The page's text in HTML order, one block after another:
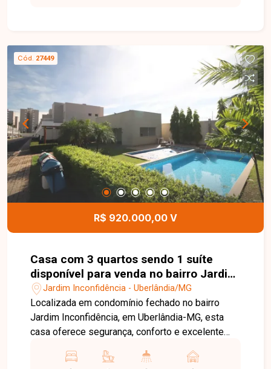
área de serviço, 2 vagas de garagem, além de
área gourmet com churrasqueira, pia e bancada,
jardim de inverno e aproximadamente 132 m² de
área construída. Entre em contato com a Delta
Imóveis para mais informações e agende sua
visita.
Cód. 27449
R$ 920.000,00 V
Casa com 3 quartos sendo 1 suíte
disponível para venda no bairro Jardim
Inconfidência em Uberlândia - MG.
Jardim Inconfidência - Uberlândia/MG
Localizada em condomínio fechado no bairro
Jardim Inconfidência, em Uberlândia-MG, esta
casa oferece segurança, conforto e excelente
fácil acesso às principais vias da cidade, além de